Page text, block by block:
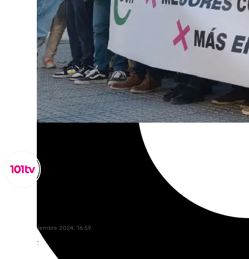
lunes, 16 diciembre 2024, 16:59
Compartir: